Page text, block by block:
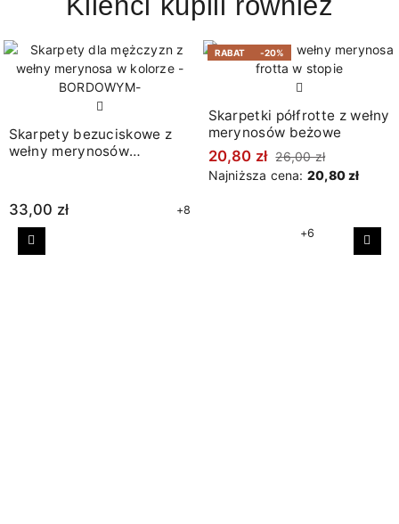
Skarpety bezuciskowe z
wełny merynosów
33,00 zł +8
RABAT -20%
Skarpetki półfrotte z wełny
merynosów beżowe
20,80 zł 26,00 zł
Najniższa cena: 20,80 zł
+6
Poprzedni